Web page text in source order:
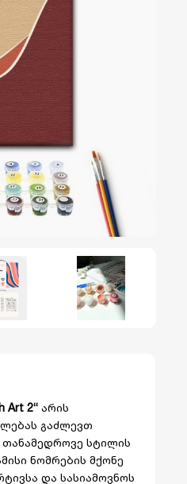
Art 2“ არის
გაძლევთ
სტილის
ნომრების მქონე
და სასიამოვნოს